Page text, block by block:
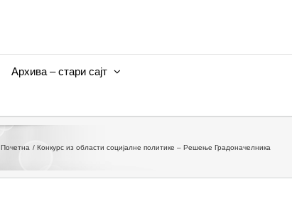
Архива – стари сајт
Почетна Конкурс из области социјалне политике – Решење Градоначелника